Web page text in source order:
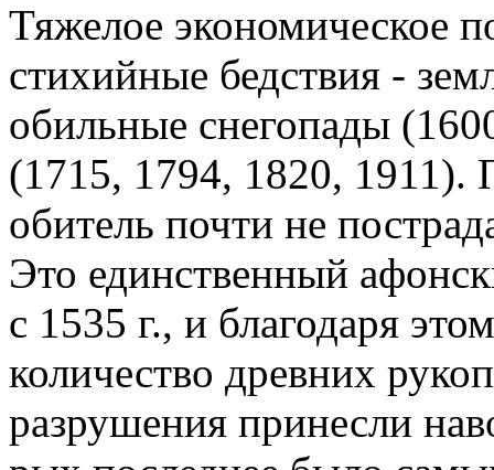
Тяжелое экономическое
стихийные бедствия -
обильные снегопады
(1715, 1794, 1820, 1911).
обитель почти не
Это единственный
с 1535 г., и благодаря
количество древних
разрушения принесли